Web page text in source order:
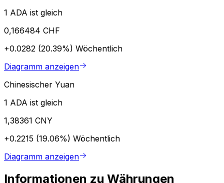
1 ADA ist gleich
0,166484 CHF
+0.0282 (20.39%) Wöchentlich
Diagramm anzeigen
Chinesischer Yuan
1 ADA ist gleich
1,38361 CNY
+0.2215 (19.06%) Wöchentlich
Diagramm anzeigen
Informationen zu Währungen